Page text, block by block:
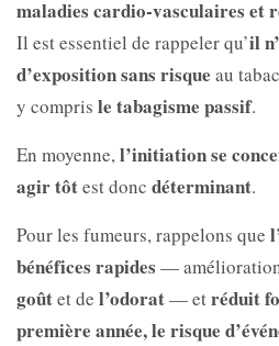
maladies cardio-vasculaires et
Il est essentiel de rappeler qu’il
d’exposition sans risque au
y compris le tabagisme passif.
En moyenne, l’initiation se
agir tôtest donc déterminant.
Pour les fumeurs, rappelons que
bénéfices rapides —
goûtet de l’odorat— etréduit
première année, le risque